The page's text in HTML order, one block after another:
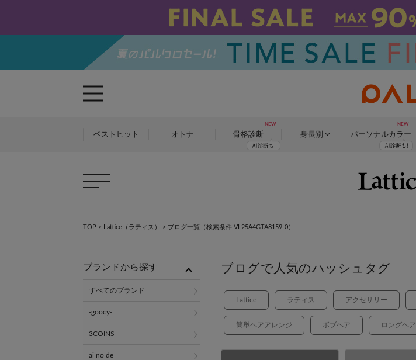
ベストヒット オトナ 骨格診断 身長別 パーソナルカラー
TOP > Lattice（ラティス） > ブログ一覧 （検索条件 VL25A4GTA8159-0）
ブログで人気のハッシュタグ
Lattice ラティス アクセサリー
簡単ヘアアレンジ ボブヘア ロングヘア
ブランドから探す
すべてのブランド
-goocy-
3COINS
ai no de